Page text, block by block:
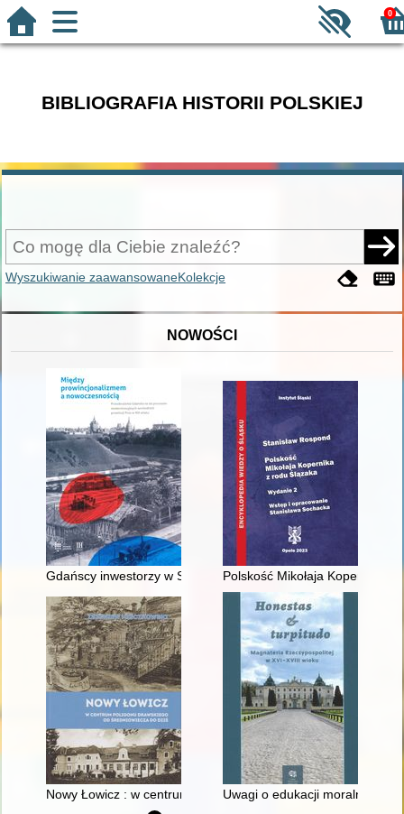
0
BIBLIOGRAFIA HISTORII POLSKIEJ
Wyszukiwanie zaawansowaneKolekcje
NOWOŚCI
Gdańscy inwestorzy w Sopocie : prestiż finansowy i
Polskość Mikołaja Kopernika z
Nowy Łowicz : w centrum poligonu drawskiego od
Uwagi o edukacji moralnej